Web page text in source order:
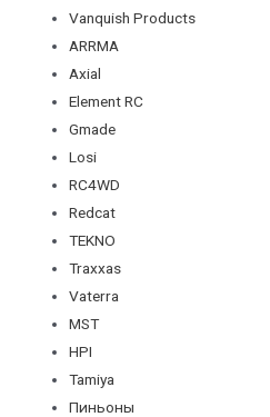
Vanquish Products
ARRMA
Axial
Element RC
Gmade
Losi
RC4WD
Redcat
TEKNO
Traxxas
Vaterra
MST
HPI
Tamiya
Пиньоны